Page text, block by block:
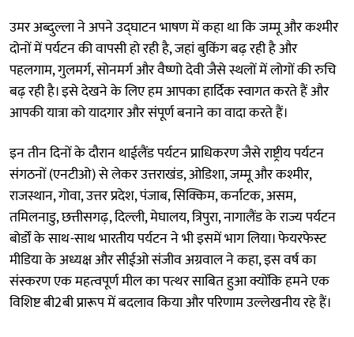
उमर अब्दुल्ला ने अपने उद्घाटन भाषण में कहा था कि जम्मू और कश्मीर
दोनों में पर्यटन की वापसी हो रही है, जहां बुकिंग बढ़ रही है और
पहलगाम, गुलमर्ग, सोनमर्ग और वैष्णो देवी जैसे स्थलों में लोगों की रुचि
बढ़ रही है। इसे देखने के लिए हम आपका हार्दिक स्वागत करते हैं और
आपकी यात्रा को यादगार और संपूर्ण बनाने का वादा करते हैं।
इन तीन दिनों के दौरान थाईलैंड पर्यटन प्राधिकरण जैसे राष्ट्रीय पर्यटन
संगठनों (एनटीओ) से लेकर उत्तराखंड, ओडिशा, जम्मू और कश्मीर,
राजस्थान, गोवा, उत्तर प्रदेश, पंजाब, सिक्किम, कर्नाटक, असम,
तमिलनाडु, छत्तीसगढ़, दिल्ली, मेघालय, त्रिपुरा, नागालैंड के राज्य पर्यटन
बोर्डों के साथ-साथ भारतीय पर्यटन ने भी इसमें भाग लिया। फेयरफेस्ट
मीडिया के अध्यक्ष और सीईओ संजीव अग्रवाल ने कहा, इस वर्ष का
संस्करण एक महत्वपूर्ण मील का पत्थर साबित हुआ क्योंकि हमने एक
विशिष्ट बी2बी प्रारूप में बदलाव किया और परिणाम उल्लेखनीय रहे हैं।